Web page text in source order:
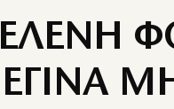
ΕΛΕΝΗ
ΕΓΙΝΑ